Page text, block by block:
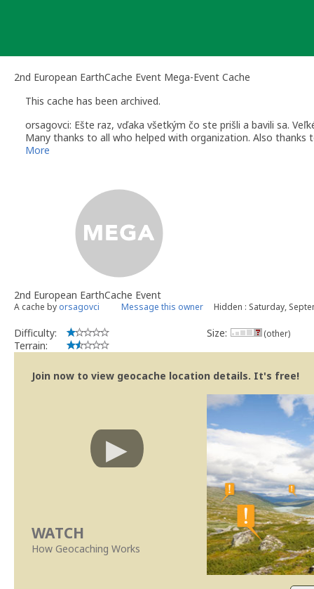
2nd European EarthCache Event Mega-Event Cache
This cache has been archived.
orsagovci: Ešte raz, vďaka všetkým čo ste prišli a bavili sa.
Many thanks to all who helped with organization. Also thanks
More
2nd European EarthCache Event
A cache by orsagovci Message this owner Hidden : Saturday,
Difficulty:
Terrain:
Size: (other)
Join now to view geocache location details. It's free!
WATCH
How Geocaching Works